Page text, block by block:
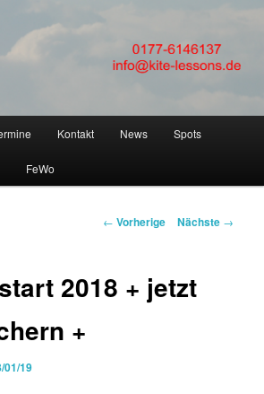
LERNEN in
Kitekurs um Kiel
Hamburg
Kitesurfschule um Kiel, Eckernförde, Laboe,
Kontakt News Spots
FeWo
Artikelnavigation
← Vorherige Nächste →
2018 + jetzt
+
01/19